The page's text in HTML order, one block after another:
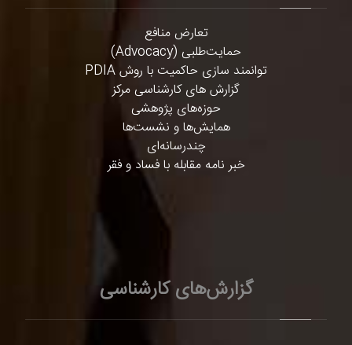
تعارض منافع
حمایت‌طلبی (Advocacy)
توانمند سازی حاکمیت با روش PDIA
گزارش های کارشناسی مرکز
حوزه‌های پژوهشی
همایش‌ها و نشست‌ها
چندرسانه‌ای
خبر نامه مقابله با فساد و فقر
گزارش‌های کارشناسی